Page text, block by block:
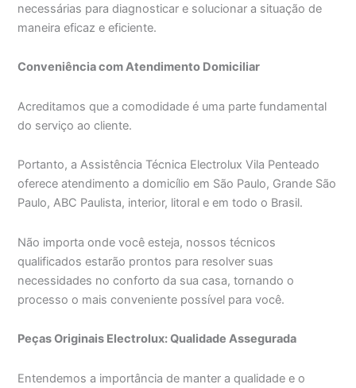
necessárias para diagnosticar e solucionar a situação de
maneira eficaz e eficiente.
Conveniência com Atendimento Domiciliar
Acreditamos que a comodidade é uma parte fundamental
do serviço ao cliente.
Portanto, a Assistência Técnica Electrolux Vila Penteado
oferece atendimento a domicílio em São Paulo, Grande São
Paulo, ABC Paulista, interior, litoral e em todo o Brasil.
Não importa onde você esteja, nossos técnicos
qualificados estarão prontos para resolver suas
necessidades no conforto da sua casa, tornando o
processo o mais conveniente possível para você.
Peças Originais Electrolux: Qualidade Assegurada
Entendemos a importância de manter a qualidade e o